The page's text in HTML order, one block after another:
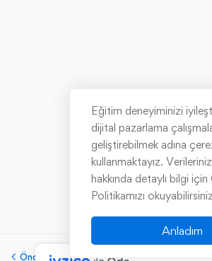
Önceki
Eğitim deneyiminizi
dijital pazarlama
geliştirebilmek adına
kullanmaktayız.
hakkında detaylı bilgi için
Politikamızı
Anladım